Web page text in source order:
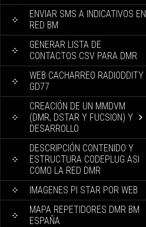
ENVIAR SMS A INDICATIVOS EN
RED BM
GENERAR LISTA DE
CONTACTOS CSV PARA DMR
WEB CACHARREO RADIODDITY
GD77
CREACIÓN DE UN MMDVM
(DMR, DSTAR Y FUCSION) Y
DESARROLLO
DESCRIPCIÓN CONTENIDO Y
ESTRUCTURA CODEPLUG ASI
COMO LA RED DMR
IMAGENES PI STAR POR WEB
MAPA REPETIDORES DMR BM
ESPAÑA